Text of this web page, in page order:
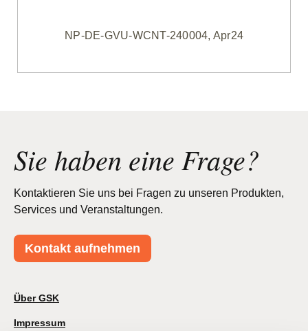
NP-DE-GVU-WCNT-240004, Apr24
Sie haben eine Frage?
Kontaktieren Sie uns bei Fragen zu unseren Produkten,
Services und Veranstaltungen.
Kontakt aufnehmen
Über GSK
Impressum